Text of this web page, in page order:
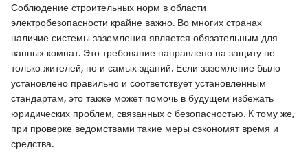
Соблюдение строительных норм в области
электробезопасности крайне важно. Во многих странах
наличие системы заземления является обязательным для
ванных комнат. Это требование направлено на защиту не
только жителей, но и самых зданий. Если заземление было
установлено правильно и соответствует установленным
стандартам, это также может помочь в будущем избежать
юридических проблем, связанных с безопасностью. К тому же,
при проверке ведомствами такие меры сэкономят время и
средства.